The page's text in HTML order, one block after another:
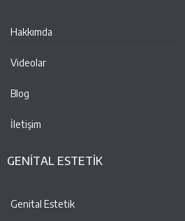
Hakkımda
Videolar
Blog
İletişim
GENİTAL ESTETİK
Genital Estetik